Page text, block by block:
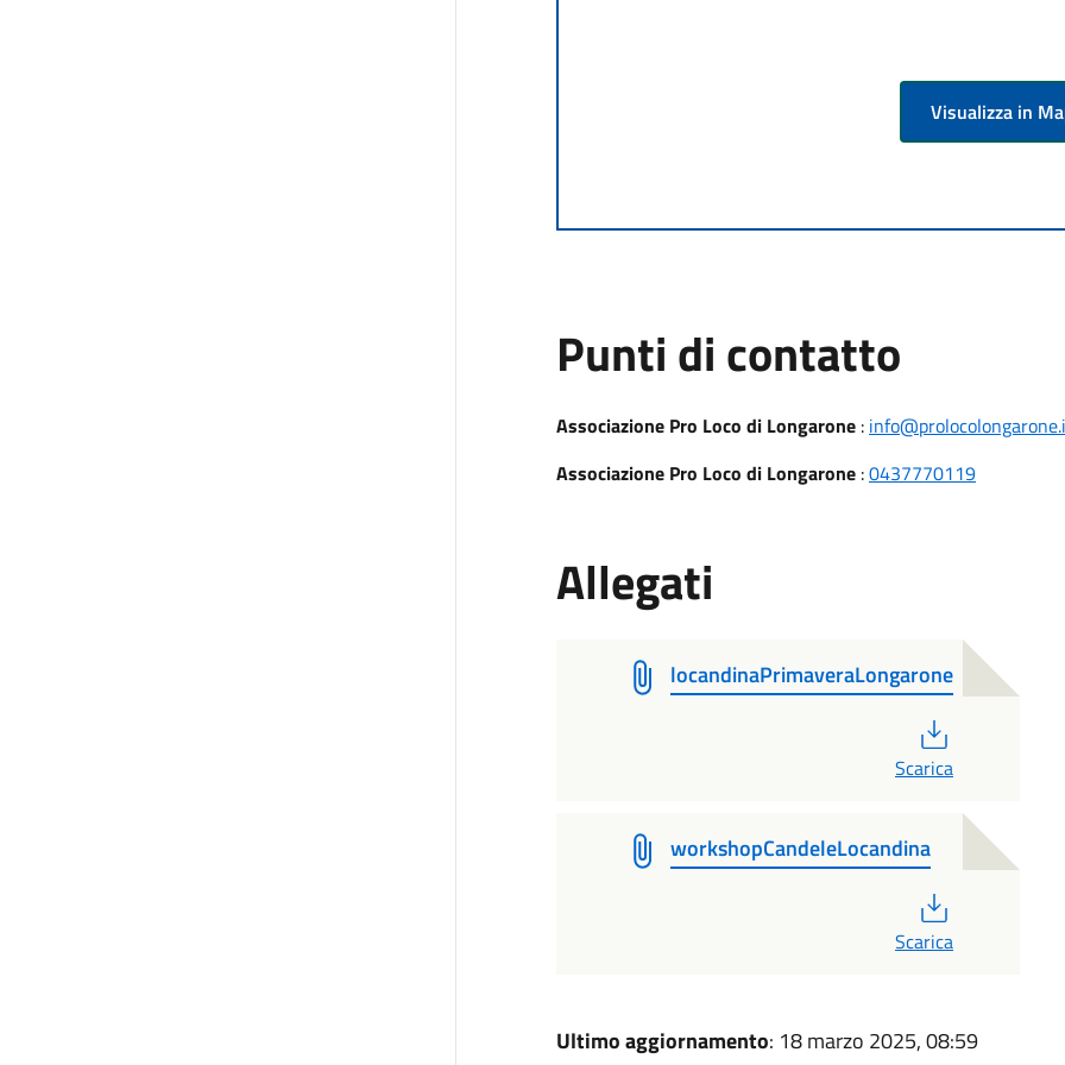
Visualizza in
Punti di contatto
Associazione Pro Loco di Longarone:
Associazione Pro Loco di Longarone:0437770119
Allegati
locandinaPrimaveraLongarone
Scarica
workshopCandeleLocandina
Scarica
Ultimo aggiornamento: 18 marzo 2025, 08:59